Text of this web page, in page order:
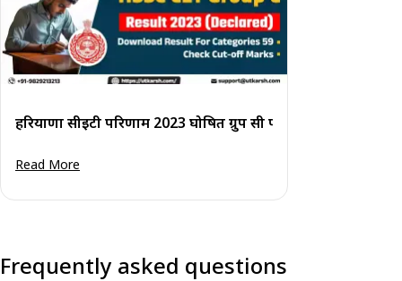
हरियाणा सीईटी परिणाम 2023 घोषित ग्रुप सी पदों के लिए: कट-ऑफ
Read More
Frequently asked questions